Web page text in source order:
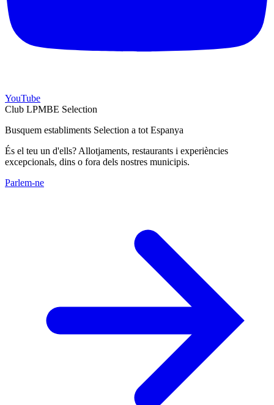
YouTube
Club LPMBE Selection
Busquem establiments Selection a tot Espanya
És el teu un d'ells? Allotjaments, restaurants i experiències
excepcionals, dins o fora dels nostres municipis.
Parlem-ne